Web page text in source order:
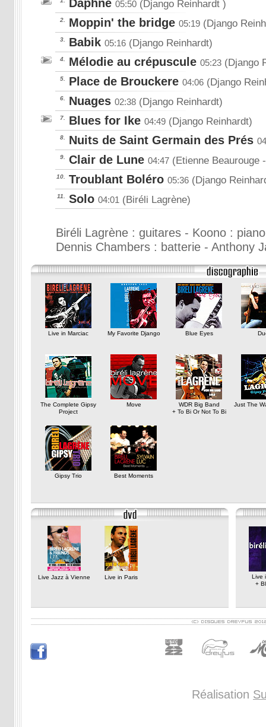
Daphné 05:50 (Django Reinhardt )
2. Moppin' the bridge 05:19 (Django
3. Babik 05:16 (Django Reinhardt)
4. Mélodie au crépuscule 05:23 (Django
5. Place de Brouckere 04:06 (Django
6. Nuages 02:38 (Django Reinhardt)
7. Blues for Ike 04:49 (Django Reinhardt)
8. Nuits de Saint Germain des Prés
9. Clair de Lune 04:47 (Etienne Beaurouge
10. Troublant Boléro 05:36 (Django
11. Solo 04:01 (Biréli Lagrène)
Biréli Lagrène : guitares - Koono :
Dennis Chambers : batterie - Anthony
Live in Marciac My Favorite Django Blue Eyes
The Complete Gipsy
Project
Move
WDR Big Band
+ To Bi Or Not To Bi
Just The
Gipsy Trio Best Moments
Live Jazz à Vienne Live in Paris
Live
+
Réalisation